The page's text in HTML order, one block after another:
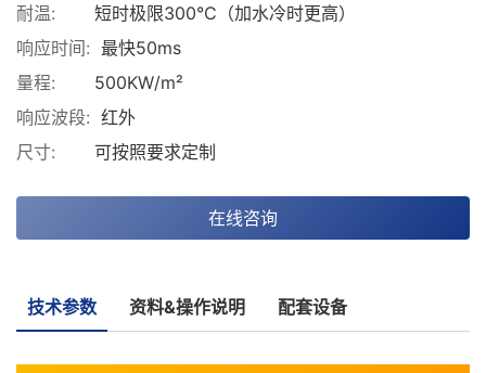
耐温:
短时极限300°C（加水冷时更高）
响应时间: 最快50ms
量程:
500KW/m²
响应波段: 红外
尺寸:
可按照要求定制
在线咨询
技术参数 资料&操作说明 配套设备